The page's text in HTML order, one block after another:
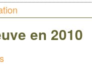
en 2010